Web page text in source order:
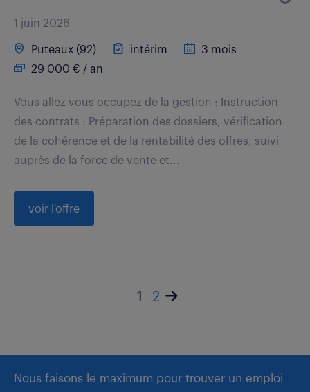
1 juin 2026
Puteaux (92) intérim
3 mois
29 000 € / an
Vous allez vous occupez de la gestion : Instruction
des contrats : Préparation des dossiers, vérification
de la cohérence et de la rentabilité des offres, suivi
auprès de la force de vente et...
voir l'offre
1 2
Nous faisons le maximum pour trouver un emploi